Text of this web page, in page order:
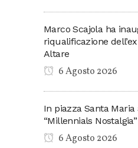
Marco Scajola ha
riqualificazione
Altare
6 Agosto 2026
In piazza Santa Maria
“Millennials
6 Agosto 2026